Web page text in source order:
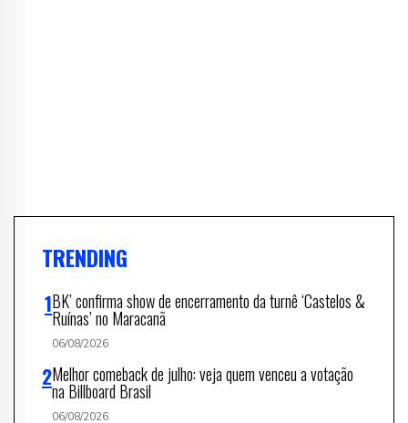
TRENDING
BK’ confirma show de encerramento da turnê ‘Castelos &
Ruínas’ no Maracanã
06/08/2026
Melhor comeback de julho: veja quem venceu a votação
na Billboard Brasil
06/08/2026